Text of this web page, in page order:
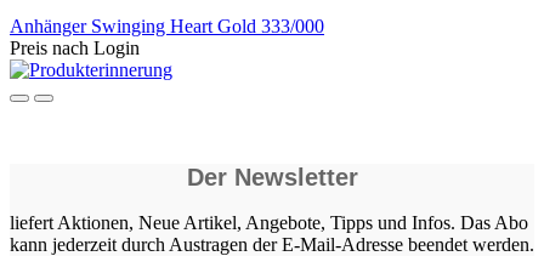
Anhänger Swinging Heart Gold 333/000
Preis nach Login
Der Newsletter
liefert Aktionen, Neue Artikel, Angebote, Tipps und Infos. Das Abo
kann jederzeit durch Austragen der E-Mail-Adresse beendet werden.